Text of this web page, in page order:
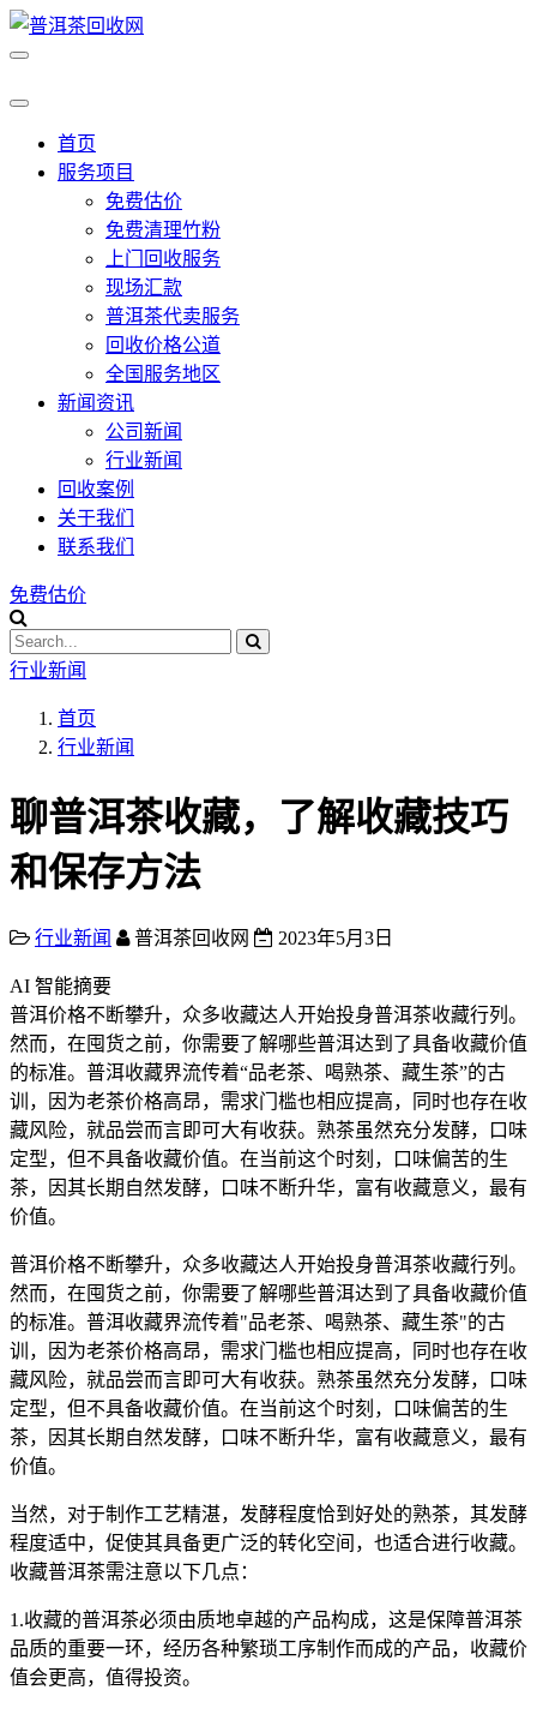
首页
服务项目
免费估价
免费清理竹粉
上门回收服务
现场汇款
普洱茶代卖服务
回收价格公道
全国服务地区
新闻资讯
公司新闻
行业新闻
回收案例
关于我们
联系我们
免费估价
行业新闻
首页
行业新闻
聊普洱茶收藏，了解收藏技巧
和保存方法
行业新闻 普洱茶回收网 2023年5月3日
AI 智能摘要
普洱价格不断攀升，众多收藏达人开始投身普洱茶收藏行列。
然而，在囤货之前，你需要了解哪些普洱达到了具备收藏价值
的标准。普洱收藏界流传着“品老茶、喝熟茶、藏生茶”的古
训，因为老茶价格高昂，需求门槛也相应提高，同时也存在收
藏风险，就品尝而言即可大有收获。熟茶虽然充分发酵，口味
定型，但不具备收藏价值。在当前这个时刻，口味偏苦的生
茶，因其长期自然发酵，口味不断升华，富有收藏意义，最有
价值。
普洱价格不断攀升，众多收藏达人开始投身普洱茶收藏行列。
然而，在囤货之前，你需要了解哪些普洱达到了具备收藏价值
的标准。普洱收藏界流传着"品老茶、喝熟茶、藏生茶"的古
训，因为老茶价格高昂，需求门槛也相应提高，同时也存在收
藏风险，就品尝而言即可大有收获。熟茶虽然充分发酵，口味
定型，但不具备收藏价值。在当前这个时刻，口味偏苦的生
茶，因其长期自然发酵，口味不断升华，富有收藏意义，最有
价值。
当然，对于制作工艺精湛，发酵程度恰到好处的熟茶，其发酵
程度适中，促使其具备更广泛的转化空间，也适合进行收藏。
收藏普洱茶需注意以下几点：
1.收藏的普洱茶必须由质地卓越的产品构成，这是保障普洱茶
品质的重要一环，经历各种繁琐工序制作而成的产品，收藏价
值会更高，值得投资。